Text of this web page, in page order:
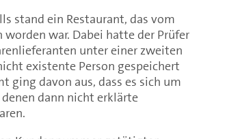
stand ein Restaurant, das vom
war. Dabei hatte der Prüfer
unter einer zweiten
existente Person gespeichert
ging davon aus, dass es sich um
dann nicht erklärte